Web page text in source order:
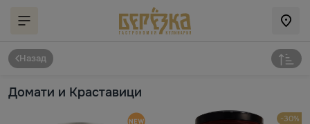
Назад
Домати и Краставици
-30%